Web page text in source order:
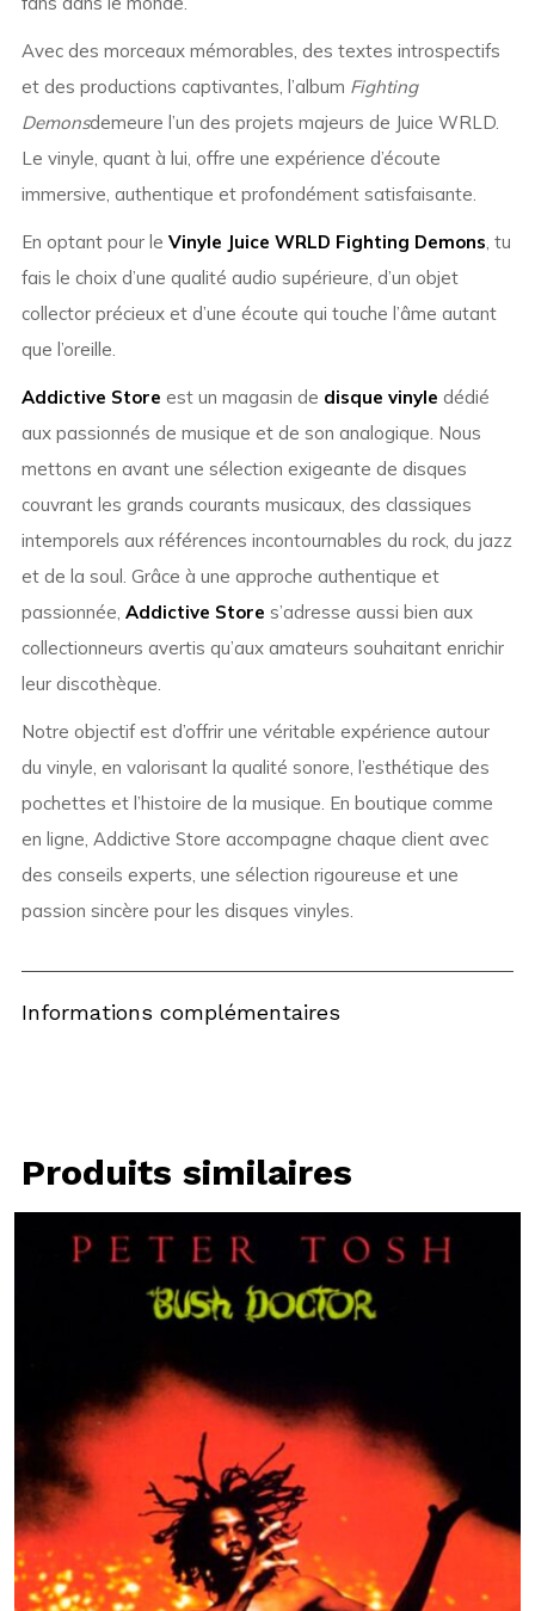
Avec des morceaux mémorables, des textes introspectifs
et des productions captivantes, l’album Fighting
Demonsdemeure l’un des projets majeurs de Juice WRLD.
Le vinyle, quant à lui, offre une expérience d’écoute
immersive, authentique et profondément satisfaisante.
En optant pour le Vinyle Juice WRLD Fighting Demons, tu
fais le choix d’une qualité audio supérieure, d’un objet
collector précieux et d’une écoute qui touche l’âme autant
que l’oreille.
Addictive Store est un magasin de disque vinyle dédié
aux passionnés de musique et de son analogique. Nous
mettons en avant une sélection exigeante de disques
couvrant les grands courants musicaux, des classiques
intemporels aux références incontournables du rock, du jazz
et de la soul. Grâce à une approche authentique et
passionnée, Addictive Store s’adresse aussi bien aux
collectionneurs avertis qu’aux amateurs souhaitant enrichir
leur discothèque.
Notre objectif est d’offrir une véritable expérience autour
du vinyle, en valorisant la qualité sonore, l’esthétique des
pochettes et l’histoire de la musique. En boutique comme
en ligne, Addictive Store accompagne chaque client avec
des conseils experts, une sélection rigoureuse et une
passion sincère pour les disques vinyles.
Informations complémentaires
Produits similaires